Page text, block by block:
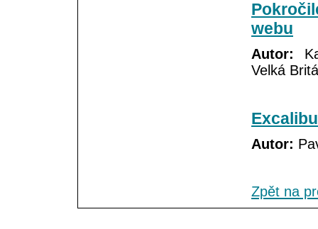
webu
Autor:
Velká
Autor:
Zpět na